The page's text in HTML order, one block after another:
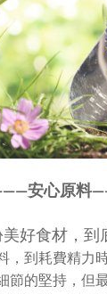
—安心原料
美好食材，到
，到耗費精力
節的堅持，但